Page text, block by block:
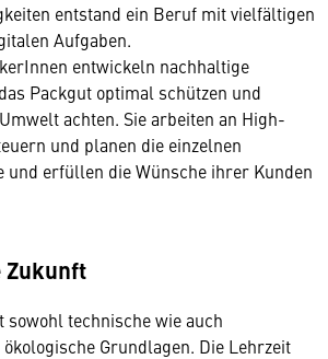
entstand ein Beruf mit vielfältigen
Aufgaben.
entwickeln nachhaltige
Packgut optimal schützen und
achten. Sie arbeiten an High-
und planen die einzelnen
erfüllen die Wünsche ihrer Kunden
Zukunft
technische wie auch
Grundlagen. Die Lehrzeit